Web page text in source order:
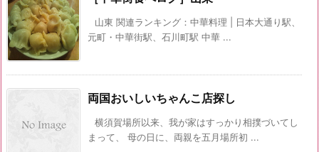
山東 関連ランキング：中華料理 | 日本大通り駅、
元町・中華街駅、石川町駅 中華 ...
両国おいしいちゃんこ店探し
横須賀場所以来、我が家はすっかり相撲づいてし
まって、 母の日に、両親を五月場所初 ...